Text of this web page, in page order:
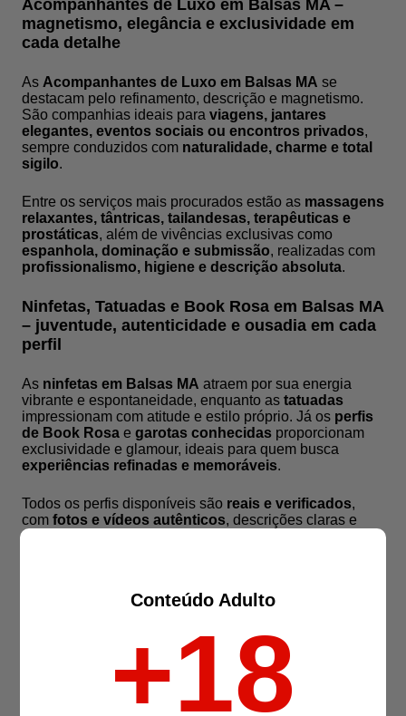
Acompanhantes de Luxo em Balsas MA –
magnetismo, elegância e exclusividade em
cada detalhe
As Acompanhantes de Luxo em Balsas MA se
destacam pelo refinamento, descrição e magnetismo.
São companhias ideais para viagens, jantares
elegantes, eventos sociais ou encontros privados,
sempre conduzidos com naturalidade, charme e total
sigilo.
Entre os serviços mais procurados estão as massagens
relaxantes, tântricas, tailandesas, terapêuticas e
prostáticas, além de vivências exclusivas como
espanhola, dominação e submissão, realizadas com
profissionalismo, higiene e descrição absoluta.
Ninfetas, Tatuadas e Book Rosa em Balsas MA
– juventude, autenticidade e ousadia em cada
perfil
As ninfetas em Balsas MA atraem por sua energia
vibrante e espontaneidade, enquanto as tatuadas
impressionam com atitude e estilo próprio. Já os perfis
de Book Rosa e garotas conhecidas proporcionam
exclusividade e glamour, ideais para quem busca
experiências refinadas e memoráveis.
Todos os perfis disponíveis são reais e verificados,
com fotos e vídeos autênticos, descrições claras e
verificação completa, garantindo
Biotipos das Acompanhantes em Balsas MA –
diversidade e beleza que encantam todos os
SPacompanhantes.net
valoriza a pluralidade
feminina e celebra a beleza em todas as suas formas.
Em Balsas, é possível encontrar morenas charmosas
Conteúdo Adulto
+18